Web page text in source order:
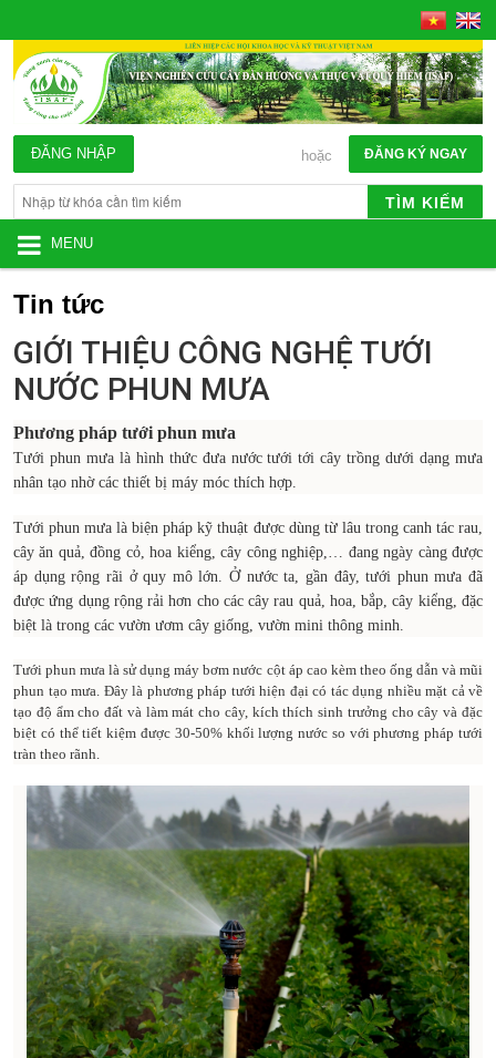
ĐĂNG KÝ NGAY
hoặc
ĐĂNG NHẬP
TÌM KIẾM
MENU
Tin tức
GIỚI THIỆU CÔNG NGHỆ TƯỚI
NƯỚC PHUN MƯA
Phương pháp tưới phun mưa
Tưới phun mưa là hình thức đưa nước tưới tới cây trồng dưới dạng mưa
nhân tạo nhờ các thiết bị máy móc thích hợp.
Tưới phun mưa là biện pháp kỹ thuật được dùng từ lâu trong canh tác rau,
cây ăn quả, đồng cỏ, hoa kiểng, cây công nghiệp,… đang ngày càng được
áp dụng rộng rãi ở quy mô lớn. Ở nước ta, gần đây, tưới phun mưa đã
được ứng dụng rộng rải hơn cho các cây rau quả, hoa, bắp, cây kiểng, đặc
biệt là trong các vườn ươm cây giống, vườn mini thông minh.
Tưới phun mưa là sử dụng máy bơm nước cột áp cao kèm theo ống dẫn và mũi
phun tạo mưa. Đây là phương pháp tưới hiện đại có tác dụng nhiều mặt cả về
tạo độ ẩm cho đất và làm mát cho cây, kích thích sinh trưởng cho cây và đặc
biệt có thể tiết kiệm được 30-50% khối lượng nước so với phương pháp tưới
tràn theo rãnh.